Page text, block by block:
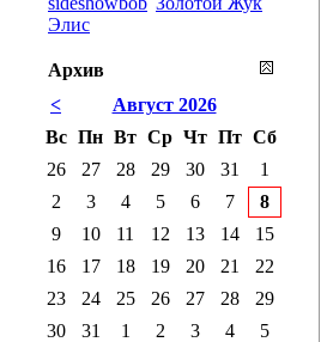
Элис
Архив
<
Август 2026
Вс Пн Вт Ср Чт Пт Сб
26
27 28 29 30 31
1
2
3 4 5 6 7
8
9
10 11 12 13 14
15
16
17 18 19 20 21
22
23
24 25 26 27 28
29
30
31 1 2 3 4 5